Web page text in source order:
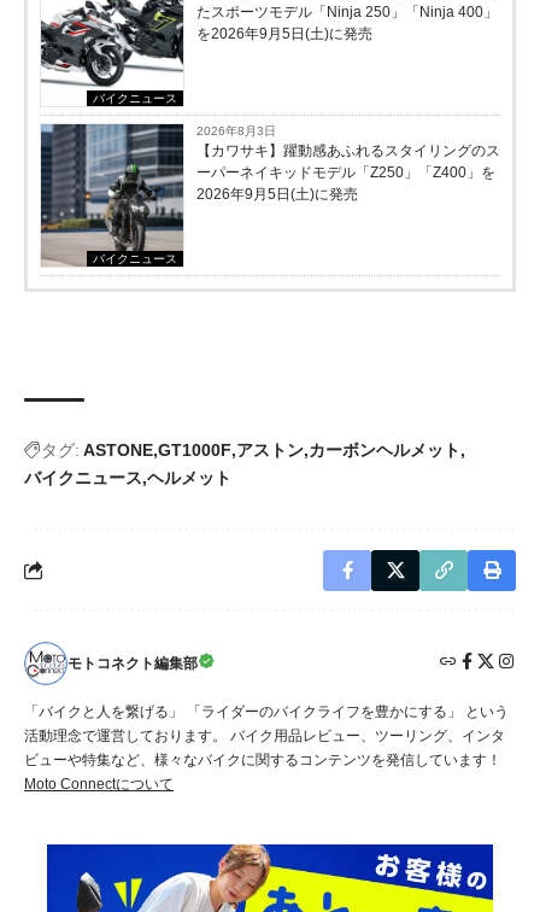
バイクニュース
たスポーツモデル「Ninja 250」「Ninja 400」
を2026年9月5日(土)に発売
バイクニュース
2026年8月3日
【カワサキ】躍動感あふれるスタイリングのス
ーパーネイキッドモデル「Z250」「Z400」を
2026年9月5日(土)に発売
タグ: ASTONE GT1000F アストン カーボンヘルメット
バイクニュース ヘルメット
モトコネクト編集部
「バイクと人を繋げる」 「ライダーのバイクライフを豊かにする」 という
活動理念で運営しております。 バイク用品レビュー、ツーリング、インタ
ビューや特集など、様々なバイクに関するコンテンツを発信しています！
Moto Connectについて